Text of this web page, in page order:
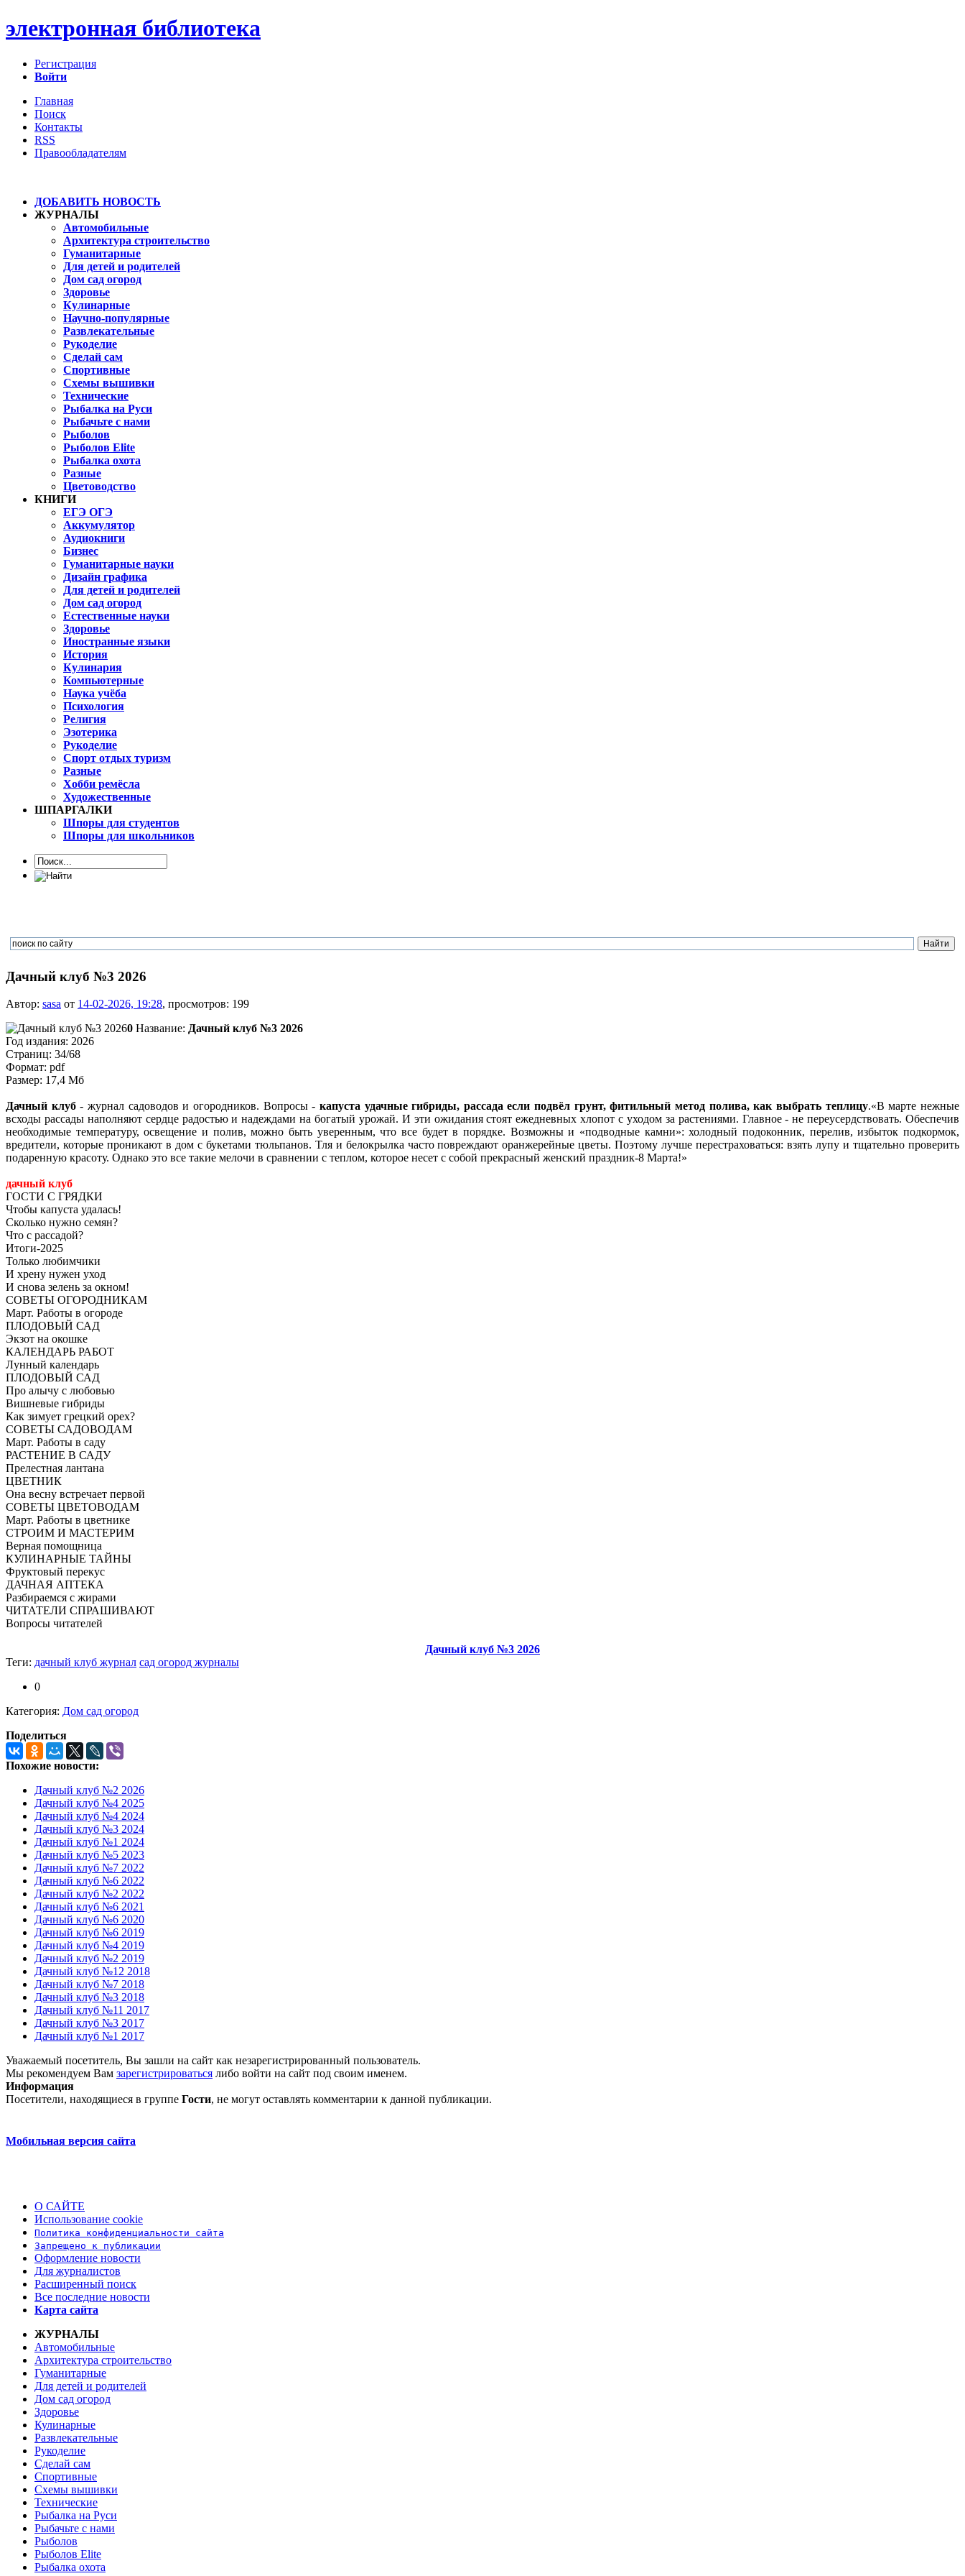
электронная библиотека
Регистрация
Войти
Главная
Поиск
Контакты
RSS
Правообладателям
ДОБАВИТЬ НОВОСТЬ
ЖУРНАЛЫ
Автомобильные
Архитектура строительство
Гуманитарные
Для детей и родителей
Дом сад огород
Здоровье
Кулинарные
Научно-популярные
Развлекательные
Рукоделие
Сделай сам
Спортивные
Схемы вышивки
Технические
Рыбалка на Руси
Рыбачьте с нами
Рыболов
Рыболов Elite
Рыбалка охота
Разные
Цветоводство
КНИГИ
ЕГЭ ОГЭ
Аккумулятор
Аудиокниги
Бизнес
Гуманитарные науки
Дизайн графика
Для детей и родителей
Дом сад огород
Естественные науки
Здоровье
Иностранные языки
История
Кулинария
Компьютерные
Наука учёба
Психология
Религия
Эзотерика
Рукоделие
Спорт отдых туризм
Разные
Хобби ремёсла
Художественные
ШПАРГАЛКИ
Шпоры для студентов
Шпоры для школьников
Дачный клуб №3 2026
Автор: sasa от 14-02-2026, 19:28, просмотров: 199
0 Название: Дачный клуб №3 2026
Год издания: 2026
Страниц: 34/68
Формат: pdf
Размер: 17,4 Мб
Дачный клуб- журнал садоводов и огородников. Вопросы - капуста удачные гибриды, рассада если подвёл грунт, фитильный метод полива, как выбрать теплицу. В марте нежные
всходы рассады наполняют сердце радостью и надеждами на богатый урожай. И эти ожидания стоят ежедневных хлопот с уходом за растениями. Главное - не переусердствовать. Обеспечив
необходимые температуру, освещение и полив, можно быть уверенным, что все будет в порядке. Возможны и «подводные камни»: холодный подоконник, перелив, избыток подкормок,
вредители, которые проникают в дом с букетами тюльпанов. Тля и белокрылка часто повреждают оранжерейные цветы. Поэтому лучше перестраховаться: взять лупу и тщательно проверить
подаренную красоту. Однако это все такие мелочи в сравнении с теплом, которое несет с собой прекрасный женский праздник-8 Марта!
дачный клуб
ГОСТИ С ГРЯДКИ
Чтобы капуста удалась!
Сколько нужно семян?
Что с рассадой?
Итоги-2025
Только любимчики
И хрену нужен уход
И снова зелень за окном!
СОВЕТЫ ОГОРОДНИКАМ
Март. Работы в огороде
ПЛОДОВЫЙ САД
Экзот на окошке
КАЛЕНДАРЬ РАБОТ
Лунный календарь
ПЛОДОВЫЙ САД
Про алычу с любовью
Вишневые гибриды
Как зимует грецкий орех?
СОВЕТЫ САДОВОДАМ
Март. Работы в саду
РАСТЕНИЕ В САДУ
Прелестная лантана
ЦВЕТНИК
Она весну встречает первой
СОВЕТЫ ЦВЕТОВОДАМ
Март. Работы в цветнике
СТРОИМ И МАСТЕРИМ
Верная помощница
КУЛИНАРНЫЕ ТАЙНЫ
Фруктовый перекус
ДАЧНАЯ АПТЕКА
Разбираемся с жирами
ЧИТАТЕЛИ СПРАШИВАЮТ
Вопросы читателей
Дачный клуб №3 2026
Теги: дачный клуб журнал сад огород журналы
0
Категория: Дом сад огород
Поделиться
Похожие новости:
Дачный клуб №2 2026
Дачный клуб №4 2025
Дачный клуб №4 2024
Дачный клуб №3 2024
Дачный клуб №1 2024
Дачный клуб №5 2023
Дачный клуб №7 2022
Дачный клуб №6 2022
Дачный клуб №2 2022
Дачный клуб №6 2021
Дачный клуб №6 2020
Дачный клуб №6 2019
Дачный клуб №4 2019
Дачный клуб №2 2019
Дачный клуб №12 2018
Дачный клуб №7 2018
Дачный клуб №3 2018
Дачный клуб №11 2017
Дачный клуб №3 2017
Дачный клуб №1 2017
Уважаемый посетитель, Вы зашли на сайт как незарегистрированный пользователь.
Мы рекомендуем Вам зарегистрироваться либо войти на сайт под своим именем.
Информация
Посетители, находящиеся в группе Гости, не могут оставлять комментарии к данной публикации.
Мобильная версия сайта
О САЙТЕ
Использование cookie
Политика конфиденциальности сайта
Запрещено к публикации
Оформление новости
Для журналистов
Расширенный поиск
Все последние новости
Карта сайта
ЖУРНАЛЫ
Автомобильные
Архитектура строительство
Гуманитарные
Для детей и родителей
Дом сад огород
Здоровье
Кулинарные
Развлекательные
Рукоделие
Сделай сам
Спортивные
Схемы вышивки
Технические
Рыбалка на Руси
Рыбачьте с нами
Рыболов
Рыболов Elite
Рыбалка охота